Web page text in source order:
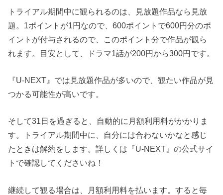
トライアル期間中に観られるのは、見放題作品なら見放
題。1ポイントが1円なので、600ポイントで600円分のポ
イントが付与されるので、このポイント分で作品が観ら
れます。目安として、ドラマ1話が200円から300円です。
『U-NEXT』では見放題作品が多いので、観たい作品が見
つかる可能性が高いです。
そして31日を過ぎると、自動的に月額利用料がかかりま
す。トライアル期間中に、自分には合わないかなと感じ
たときは解約をします。詳しくは『U-NEXT』の公式サイ
トで確認してくださいね！
継続して観る場合は、月額利用料を払います。すると毎